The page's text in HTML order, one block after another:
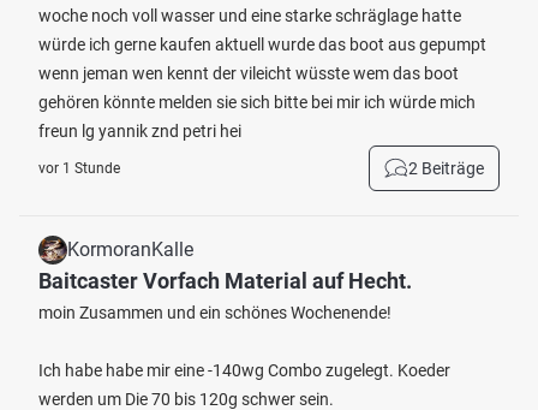
woche noch voll wasser und eine starke schräglage hatte
würde ich gerne kaufen aktuell wurde das boot aus gepumpt
wenn jeman wen kennt der vileicht wüsste wem das boot
gehören könnte melden sie sich bitte bei mir ich würde mich
freun lg yannik znd petri hei
vor 1 Stunde 2 Beiträge
KormoranKalle
Baitcaster Vorfach Material auf Hecht.
moin Zusammen und ein schönes Wochenende!
Ich habe habe mir eine -140wg Combo zugelegt. Koeder
werden um Die 70 bis 120g schwer sein.